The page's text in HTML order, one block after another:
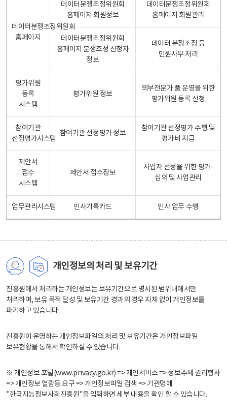
데이터분쟁조정위원회
홈페이지
데이터분쟁조정위원회
홈페이지 회원정보
데이터분쟁조정위원회
홈페이지 회원관리
데이터분쟁조정위원회
홈페이지 분쟁조정 신청자
정보
데이터 분쟁조정 등
민원사무 처리
평가위원
등록
시스템
평가위원 정보
외부전문가 풀 운영을 위한
평가위원 등록 신청
참여기관
선정평가시스템
참여기관 선정평가 정보
참여기관 선정평가 수행 및
평가비 지급
제안서
접수
시스템
제안서 접수정보
사업자 선정을 위한 평가·
심의 및 사업관리
업무관리시스템 인사기록카드 인사 업무 수행
개인정보의 처리 및 보유기간
진흥원에서 처리하는 개인정보는 보유기간으로 명시된 범위내에서만
처리하며, 보유 목적 달성 및 보유기간 경과의 경우 지체 없이 개인정보를
파기하고 있습니다.
진흥원이 운영하는 개인정보파일의 처리 및 보유기간은 개인정보파일
보유현황을 통해서 확인하실 수 있습니다.
※ 개인정보 포털(www.privacy.go.kr) => 개인서비스 => 정보주체 권리행사
=> 개인정보 열람등 요구 => 개인정보파일 검색 => 기관명에
"한국지능정보사회진흥원"을 입력하면 세부 내용을 확인 할 수 있습니다.